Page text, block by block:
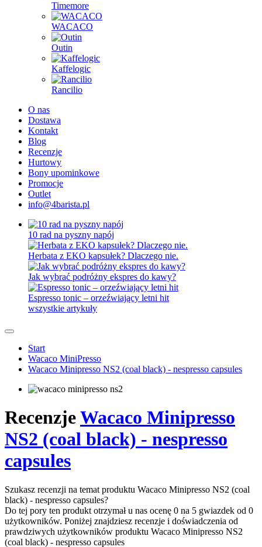
Timemore
WACACO
Outin
Kaffelogic
Rancilio
O nas
Dostawa
Kontakt
Blog
Recenzje
Hurtowy
Bony upominkowe
Promocje
Outlet
info@4barista.pl
10 rad na pyszny napój
Herbata z EKO kapsułek? Dlaczego nie.
Jak wybrać podróżny ekspres do kawy?
Espresso tonic – orzeźwiający letni hit
wszystkie artykuły
Start
Wacaco MiniPresso
Wacaco Minipresso NS2 (coal black) - nespresso capsules
RecenzjeWacaco Minipresso
NS2 (coal black) - nespresso
capsules
Szukasz recenzji na temat produktu Wacaco Minipresso NS2 (coal
black) - nespresso capsules?
Do tej pory ten produkt otrzymał u nas ocenę 0 na 5 gwiazdek od 0
użytkowników. Poniżej znajdziesz recenzje i doświadczenia od
prawdziwych użytkowników produktu Wacaco Minipresso NS2
(coal black) - nespresso capsules